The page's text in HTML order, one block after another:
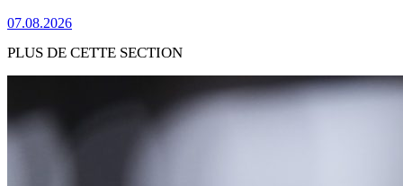
07.08.2026
PLUS DE CETTE SECTION